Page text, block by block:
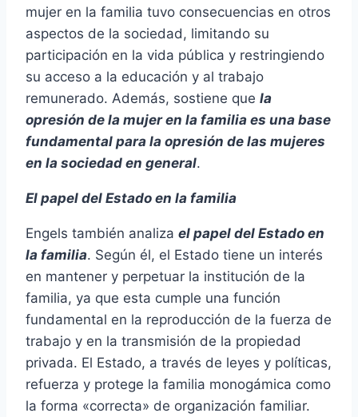
mujer en la familia tuvo consecuencias en otros
aspectos de la sociedad, limitando su
participación en la vida pública y restringiendo
su acceso a la educación y al trabajo
remunerado. Además, sostiene que la
opresión de la mujer en la familia es una base
fundamental para la opresión de las mujeres
en la sociedad en general.
El papel del Estado en la familia
Engels también analiza el papel del Estado en
la familia. Según él, el Estado tiene un interés
en mantener y perpetuar la institución de la
familia, ya que esta cumple una función
fundamental en la reproducción de la fuerza de
trabajo y en la transmisión de la propiedad
privada. El Estado, a través de leyes y políticas,
refuerza y protege la familia monogámica como
la forma «correcta» de organización familiar.